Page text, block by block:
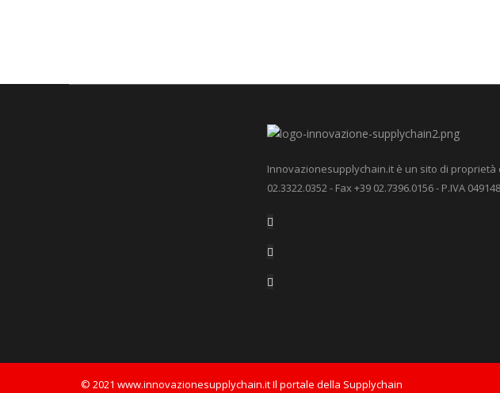
Innovazionesupplychain.it è un sito di proprietà
02.3322.0352 - Fax +39 02.7396.0156 - P.IVA
© 2021 www.innovazionesupplychain.it Il portale della Supplychain